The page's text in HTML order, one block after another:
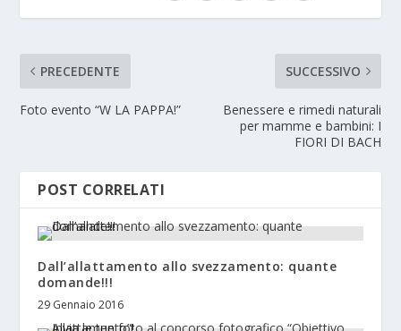
PRECEDENTE
Foto evento “W LA PAPPA!”
SUCCESSIVO
Benessere e rimedi naturali
per mamme e bambini: I
FIORI DI BACH
POST CORRELATI
Dall’allattamento allo svezzamento: quante
domande!!!
29 Gennaio 2016